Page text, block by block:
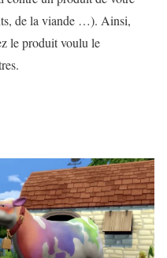
de la viande …). Ainsi,
le produit voulu le